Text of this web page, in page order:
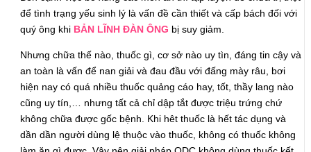
để tình trạng yếu sinh lý là vấn đề cần thiết và cấp bách đối với
quý ông khi BẢN LĨNH ĐÀN ÔNG bị suy giảm.
Nhưng chữa thế nào, thuốc gì, cơ sở nào uy tìn, đáng tin cậy và
an toàn là vấn để nan giải và đau đầu với đấng mày râu, bơi
hiện nay có quá nhiều thuốc quảng cáo hay, tốt, thầy lang nào
cũng uy tín,… nhưng tất cả chỉ dập tắt được triệu trứng chứ
không chữa được gốc bệnh. Khi hêt thuốc là hết tác dụng và
dần dần người dùng lệ thuộc vào thuốc, không có thuốc không